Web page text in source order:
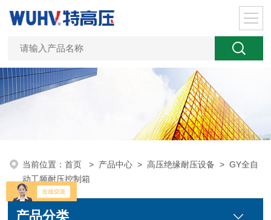
当前位置：首页 > 产品中心 >高压绝缘耐压设备 >GY全自
动工频耐压控制箱
产品分类